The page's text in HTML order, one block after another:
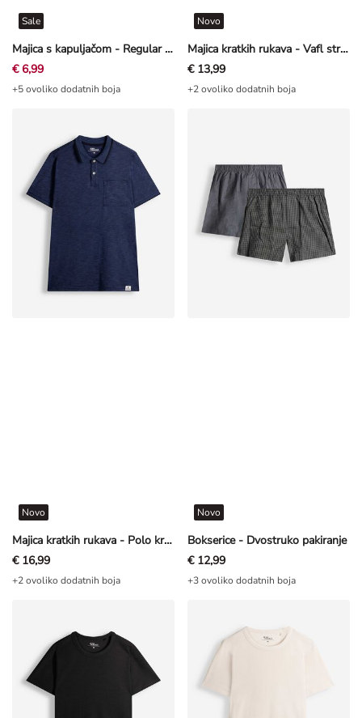
Majica s kapuljačom - Regular Fit - Tirkizna
Sale
€ 6,99
+5 ovoliko dodatnih boja
Majica kratkih rukava - Vafl struktura - Kaki
Novo
€ 13,99
+2 ovoliko dodatnih boja
Majica kratkih rukava - Polo kragna - plava
Novo
€ 16,99
+2 ovoliko dodatnih boja
Bokserice - Dvostruko pakiranje
Novo
€ 12,99
+3 ovoliko dodatnih boja